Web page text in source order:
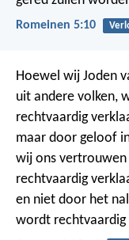
Romeinen 5:10
Hoewel wij Joden
uit andere volken,
rechtvaardig
maar door geloof
wij ons vertrouwen
rechtvaardig
en niet door het
wordt